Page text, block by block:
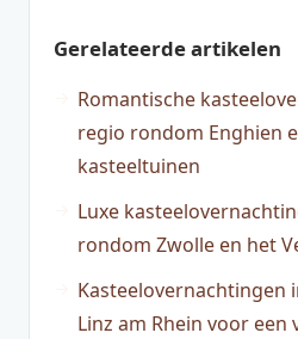
Gerelateerde artikelen
Romantische
regio rondom Enghien
kasteeltuinen
Luxe
rondom Zwolle en het
Kasteelovernachtingen
Linz am Rhein voor een